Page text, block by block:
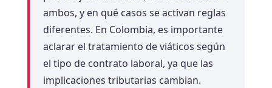
ambos, y en qué casos se activan reglas
diferentes. En Colombia, es importante
aclarar el tratamiento de viáticos según
el tipo de contrato laboral, ya que las
implicaciones tributarias cambian.